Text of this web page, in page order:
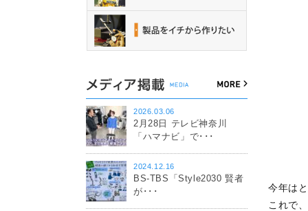
今年は
これで
2026.03.06
2月28日 テレビ神奈川
「ハマナビ」で･･･
2024.12.16
BS-TBS「Style2030 賢者
が･･･